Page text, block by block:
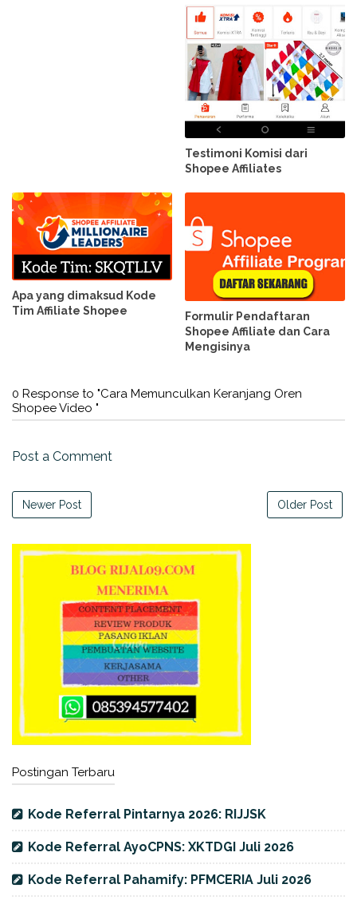
Testimoni Komisi dari
Shopee Affiliates
Apa yang dimaksud Kode
Tim Affiliate Shopee
Formulir Pendaftaran
Shopee Affiliate dan Cara
Mengisinya
0 Response to "Cara Memunculkan Keranjang Oren
Shopee Video "
Post a Comment
Newer Post Older Post
Postingan Terbaru
Kode Referral Pintarnya 2026: RIJJSK
Kode Referral AyoCPNS: XKTDGI Juli 2026
Kode Referral Pahamify: PFMCERIA Juli 2026